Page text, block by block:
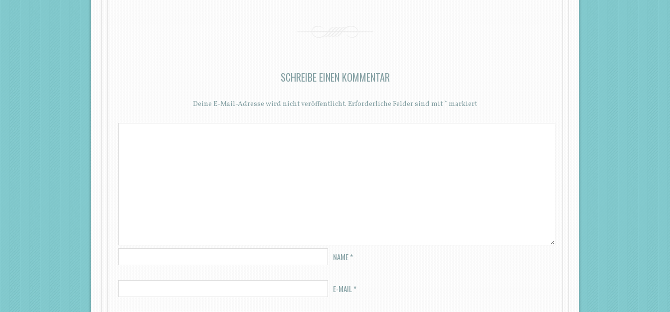
SCHREIBE EINEN KOMMENTAR
Deine E-Mail-Adresse wird nicht veröffentlicht. Erforderliche Felder sind mit *markiert
NAME*
E-MAIL *